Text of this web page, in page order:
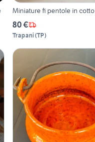
Miniature fi pentole in cotto
80 €
Trapani(TP)